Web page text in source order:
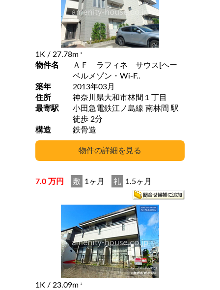
1K / 27.78m 2
物件名
ＡＦ ラフィネ サウス[ヘー
ベルメゾン・Wi-F..
築年
2013年03月
住所
神奈川県大和市林間１丁目
最寄駅
小田急電鉄江ノ島線 南林間 駅
徒歩 2分
構造
鉄骨造
7.0 万円 敷 1ヶ月 礼 1.5ヶ月
1K / 23.09m 2